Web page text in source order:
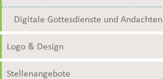
Digitale Gottesdienste und Andachten
Logo & Design
Stellenangebote